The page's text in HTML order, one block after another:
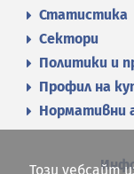
Статистика
Сектори
Политики и
Профил на
Нормативни
Този уебсайт